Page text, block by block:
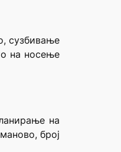
сузбивање
на носење
на
број